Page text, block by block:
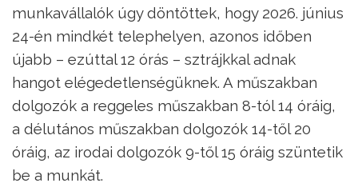
munkavállalók úgy döntöttek, hogy 2026. június
24-én mindkét telephelyen, azonos időben
újabb – ezúttal 12 órás – sztrájkkal adnak
hangot elégedetlenségüknek. A műszakban
dolgozók a reggeles műszakban 8-tól 14 óráig,
a délutános műszakban dolgozók 14-től 20
óráig, az irodai dolgozók 9-től 15 óráig szüntetik
be a munkát.